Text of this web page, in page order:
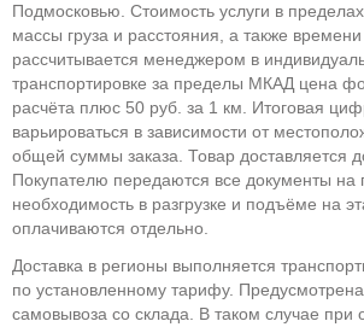
Подмосковью. Стоимость услуги в
массы груза и расстояния, а также времени
рассчитывается менеджером в
транспортировке за пределы МКАД цена
расчёта плюс 50 руб. за 1 км. Итоговая
варьироваться в зависимости от
общей суммы заказа. Товар доставляется
Покупателю передаются все документы на
необходимость в разгрузке и подъёме на
оплачиваются отдельно.
Доставка в регионы выполняется
по установленному тарифу.
самовывоза со склада. В таком случае при